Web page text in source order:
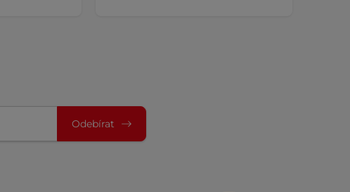
Odebírat